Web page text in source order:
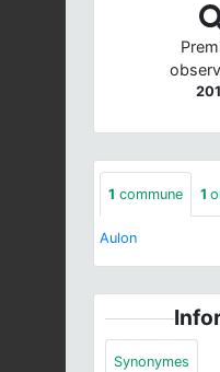
1 commune 1
Aulon
Synonymes